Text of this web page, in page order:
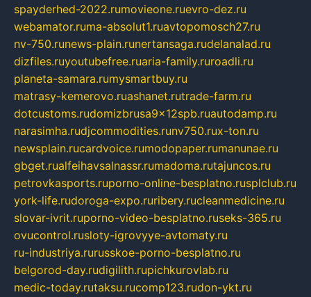
spayderhed-2022.rumovieone.ruevro-dez.ru
webamator.ruma-absolut1.ruavtopomosch27.ru
nv-750.runews-plain.runertansaga.rudelanalad.ru
dizfiles.ruyoutubefree.ruaria-family.ruroadli.ru
planeta-samara.rumysmartbuy.ru
matrasy-kemerovo.ruashanet.rutrade-farm.ru
dotcustoms.rudomizbrusa9x12spb.ruautodamp.ru
narasimha.rudjcommodities.runv750.rux-ton.ru
newsplain.rucardvoice.rumodopaper.rumanunae.ru
gbget.rualfeihavsalnassr.rumadoma.rutajuncos.ru
petrovkasports.ruporno-online-besplatno.rusplclub.ru
york-life.rudoroga-expo.ruribery.rucleanmedicine.ru
slovar-ivrit.ruporno-video-besplatno.ruseks-365.ru
ovucontrol.rusloty-igrovyye-avtomaty.ru
ru-industriya.rurusskoe-porno-besplatno.ru
belgorod-day.rudigilith.rupichkurovlab.ru
medic-today.rutaksu.rucomp123.rudon-ykt.ru